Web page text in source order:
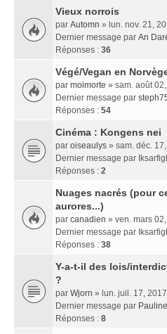
Vieux norrois
par Automn » lun. nov. 21,
Dernier message par An
Réponses : 36
Végé/Vegan en
par moimorte » sam. août
Dernier message par
Réponses : 54
Cinéma : Kongens nei
par oiseaulys » sam. déc.
Dernier message par
Réponses : 2
Nuages nacrés (pour
aurores...)
par canadien » ven. mars
Dernier message par
Réponses : 38
Y-a-t-il des lois/
?
par Wjorn » lun. juil. 17,
Dernier message par
Réponses : 8